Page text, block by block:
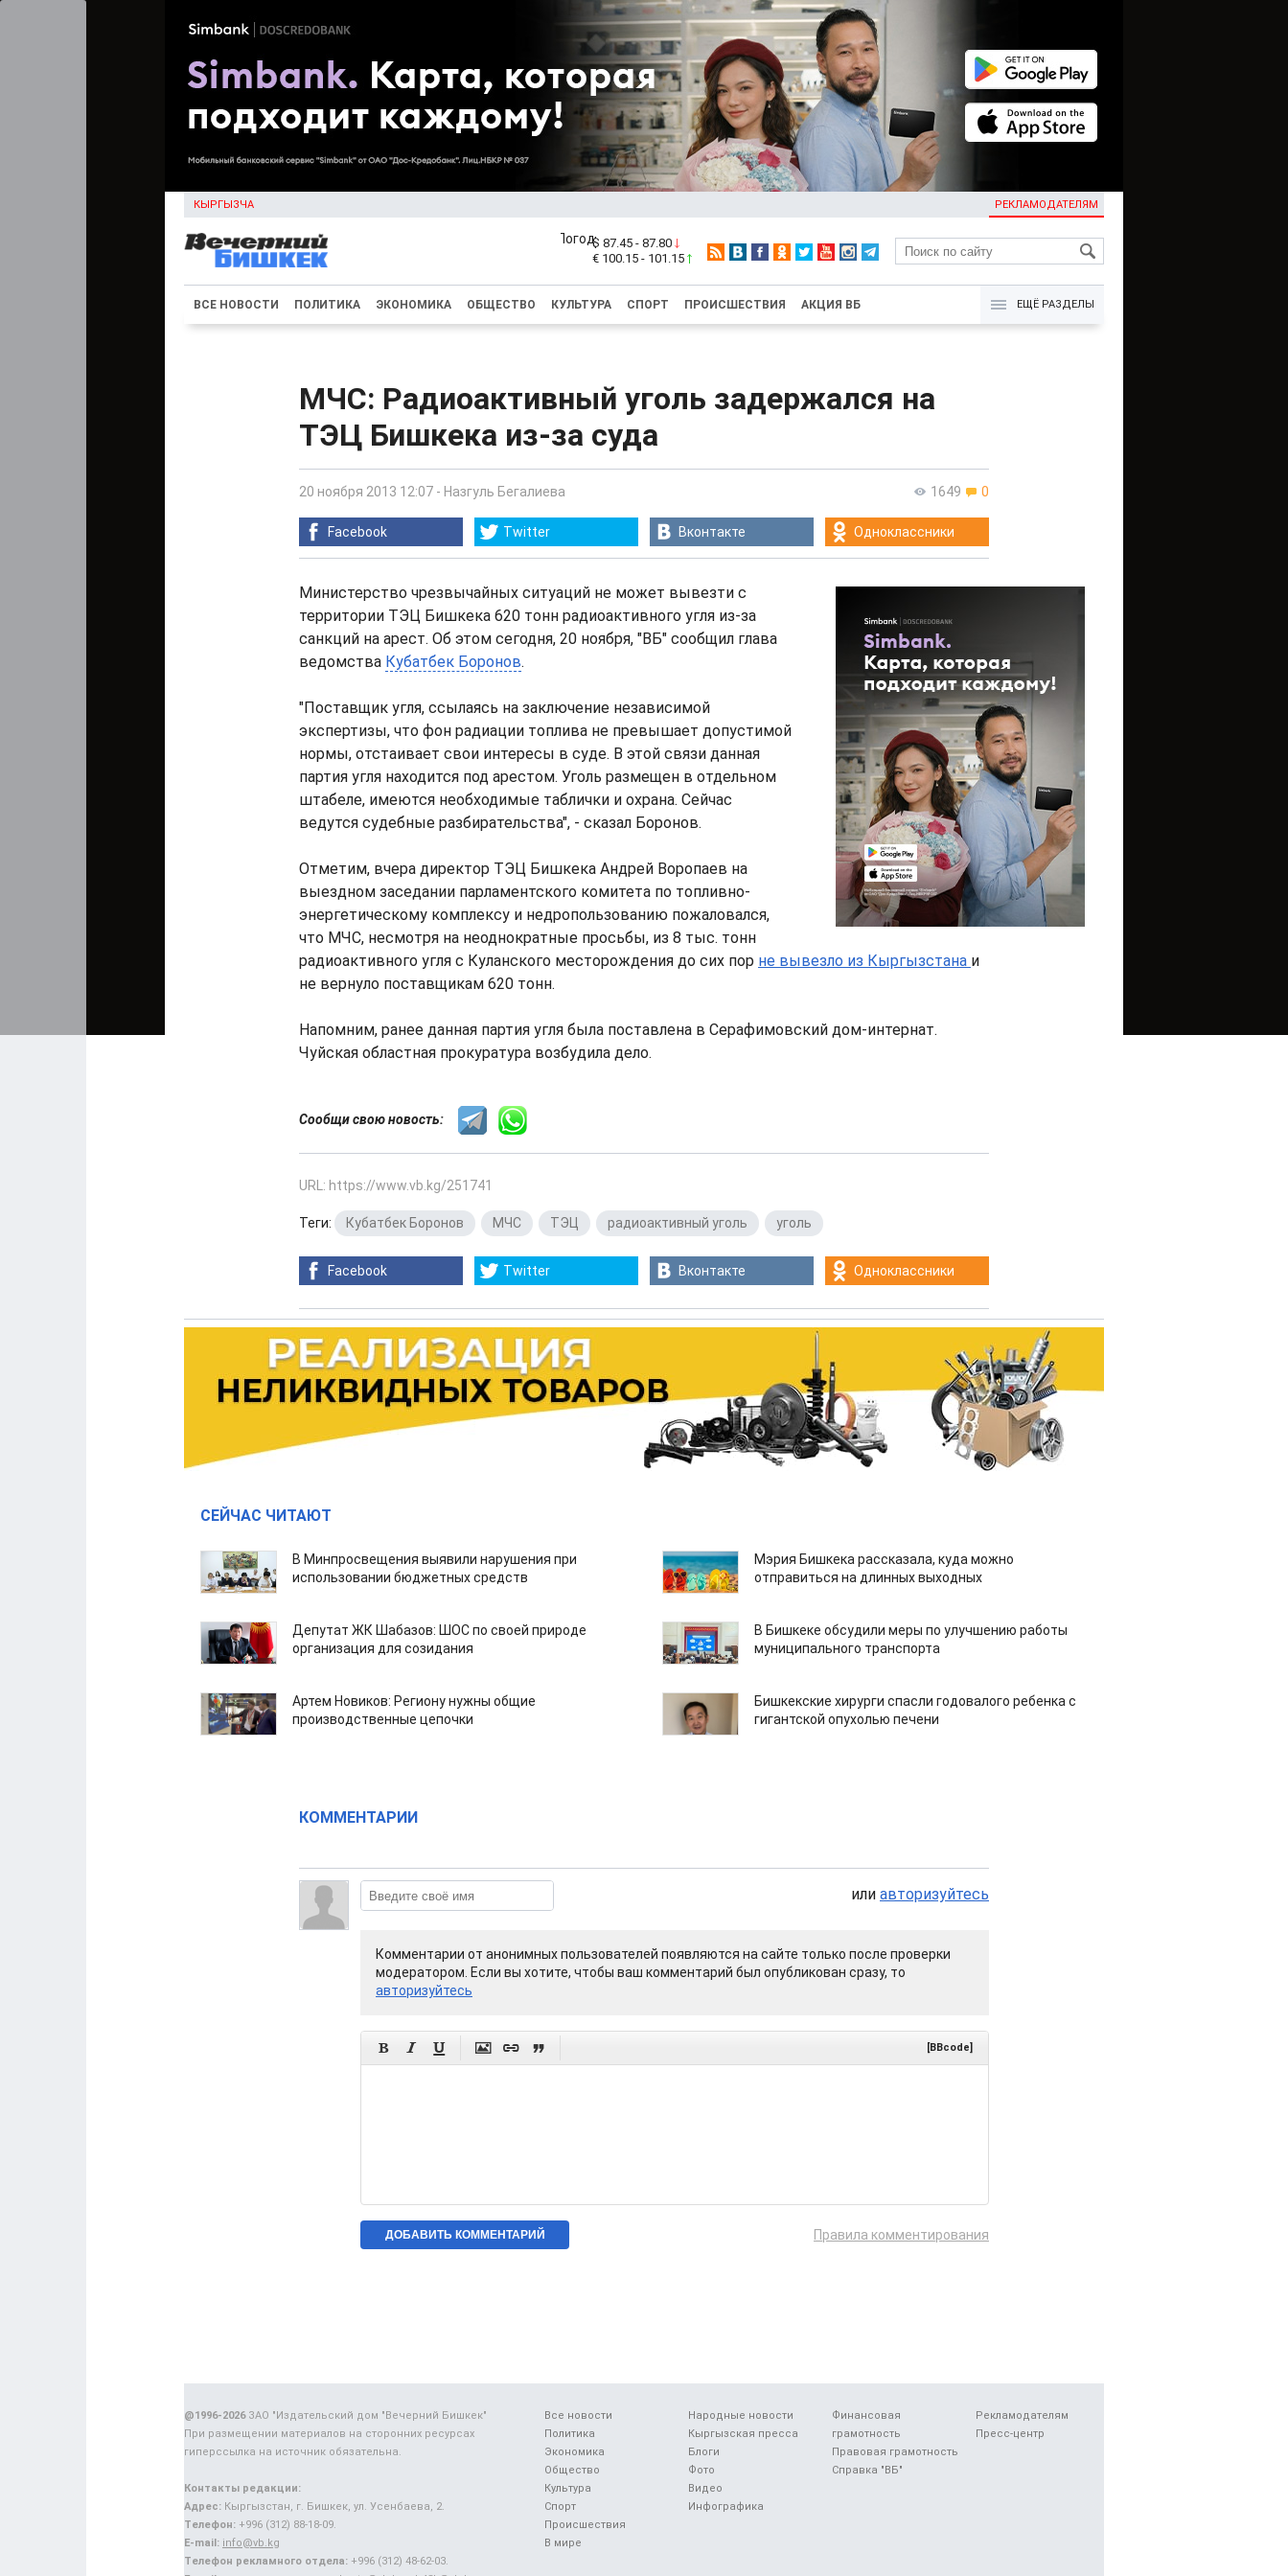
КЫРГЫЗЧА РЕКЛАМОДАТЕЛЯМ
KG
$ 87.45 - 87.80
€ 100.15 - 101.15
ВСЕ НОВОСТИ ПОЛИТИКА ЭКОНОМИКА ОБЩЕСТВО КУЛЬТУРА СПОРТ ПРОИСШЕСТВИЯ АКЦИЯ ВБ ЕЩЁ РАЗДЕЛЫ
МЧС: Радиоактивный уголь задержался на
ТЭЦ Бишкека из-за суда
1649 0
20 ноября 2013 12:07 - Назгуль Бегалиева
Facebook Twitter Вконтакте Одноклассники
Министерство чрезвычайных ситуаций не может вывезти с
территории ТЭЦ Бишкека 620 тонн радиоактивного угля из-за
санкций на арест. Об этом сегодня, 20 ноября, "ВБ" сообщил глава
ведомства Кубатбек Боронов.
"Поставщик угля, ссылаясь на заключение независимой
экспертизы, что фон радиации топлива не превышает допустимой
нормы, отстаивает свои интересы в суде. В этой связи данная
партия угля находится под арестом. Уголь размещен в отдельном
штабеле, имеются необходимые таблички и охрана. Сейчас
ведутся судебные разбирательства", - сказал Боронов.
Отметим, вчера директор ТЭЦ Бишкека Андрей Воропаев на
выездном заседании парламентского комитета по топливно-
энергетическому комплексу и недропользованию пожаловался,
что МЧС, несмотря на неоднократные просьбы, из 8 тыс. тонн
радиоактивного угля с Куланского месторождения до сих пор не вывезло из Кыргызстана и
не вернуло поставщикам 620 тонн.
Напомним, ранее данная партия угля была поставлена в Серафимовский дом-интернат.
Чуйская областная прокуратура возбудила дело.
Сообщи свою новость:
URL: https://www.vb.kg/251741
Теги: Кубатбек Боронов МЧС ТЭЦ радиоактивный уголь уголь
Facebook Twitter Вконтакте Одноклассники
СЕЙЧАС ЧИТАЮТ
В Минпросвещения выявили нарушения при
использовании бюджетных средств
Мэрия Бишкека рассказала, куда можно
отправиться на длинных выходных
Депутат ЖК Шабазов: ШОС по своей природе
организация для созидания
В Бишкеке обсудили меры по улучшению работы
муниципального транспорта
Артем Новиков: Региону нужны общие
производственные цепочки
Бишкекские хирурги спасли годовалого ребенка с
гигантской опухолью печени
КОММЕНТАРИИ
или авторизуйтесь
Комментарии от анонимных пользователей появляются на сайте только после проверки
модератором. Если вы хотите, чтобы ваш комментарий был опубликован сразу, то
авторизуйтесь
      [BBcode]
Правила комментирования
Все новости
Политика
Экономика
Общество
Культура
Спорт
Происшествия
В мире
Народные новости
Кыргызская пресса
Блоги
Фото
Видео
Инфографика
Финансовая
грамотность
Правовая грамотность
Справка "ВБ"
Рекламодателям
Пресс-центр
@1996-2026ЗАО "Издательский дом "Вечерний Бишкек"
При размещении материалов на сторонних ресурсах
гиперссылка на источник обязательна.
Контакты редакции:
Адрес: Кыргызстан, г. Бишкек, ул. Усенбаева, 2.
Телефон: +996 (312) 88-18-09.
E-mail: info@vb.kg
Телефон рекламного отдела: +996 (312) 48-62-03.